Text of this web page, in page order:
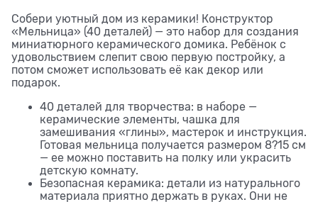
Собери уютный дом из керамики! Конструктор
«Мельница» (40 деталей) — это набор для создания
миниатюрного керамического домика. Ребёнок с
удовольствием слепит свою первую постройку, а
потом сможет использовать её как декор или
подарок.
40 деталей для творчества: в наборе —
керамические элементы, чашка для
замешивания «глины», мастерок и инструкция.
Готовая мельница получается размером 8?15 см
— ее можно поставить на полку или украсить
детскую комнату.
Безопасная керамика: детали из натурального
материала приятно держать в руках. Они не